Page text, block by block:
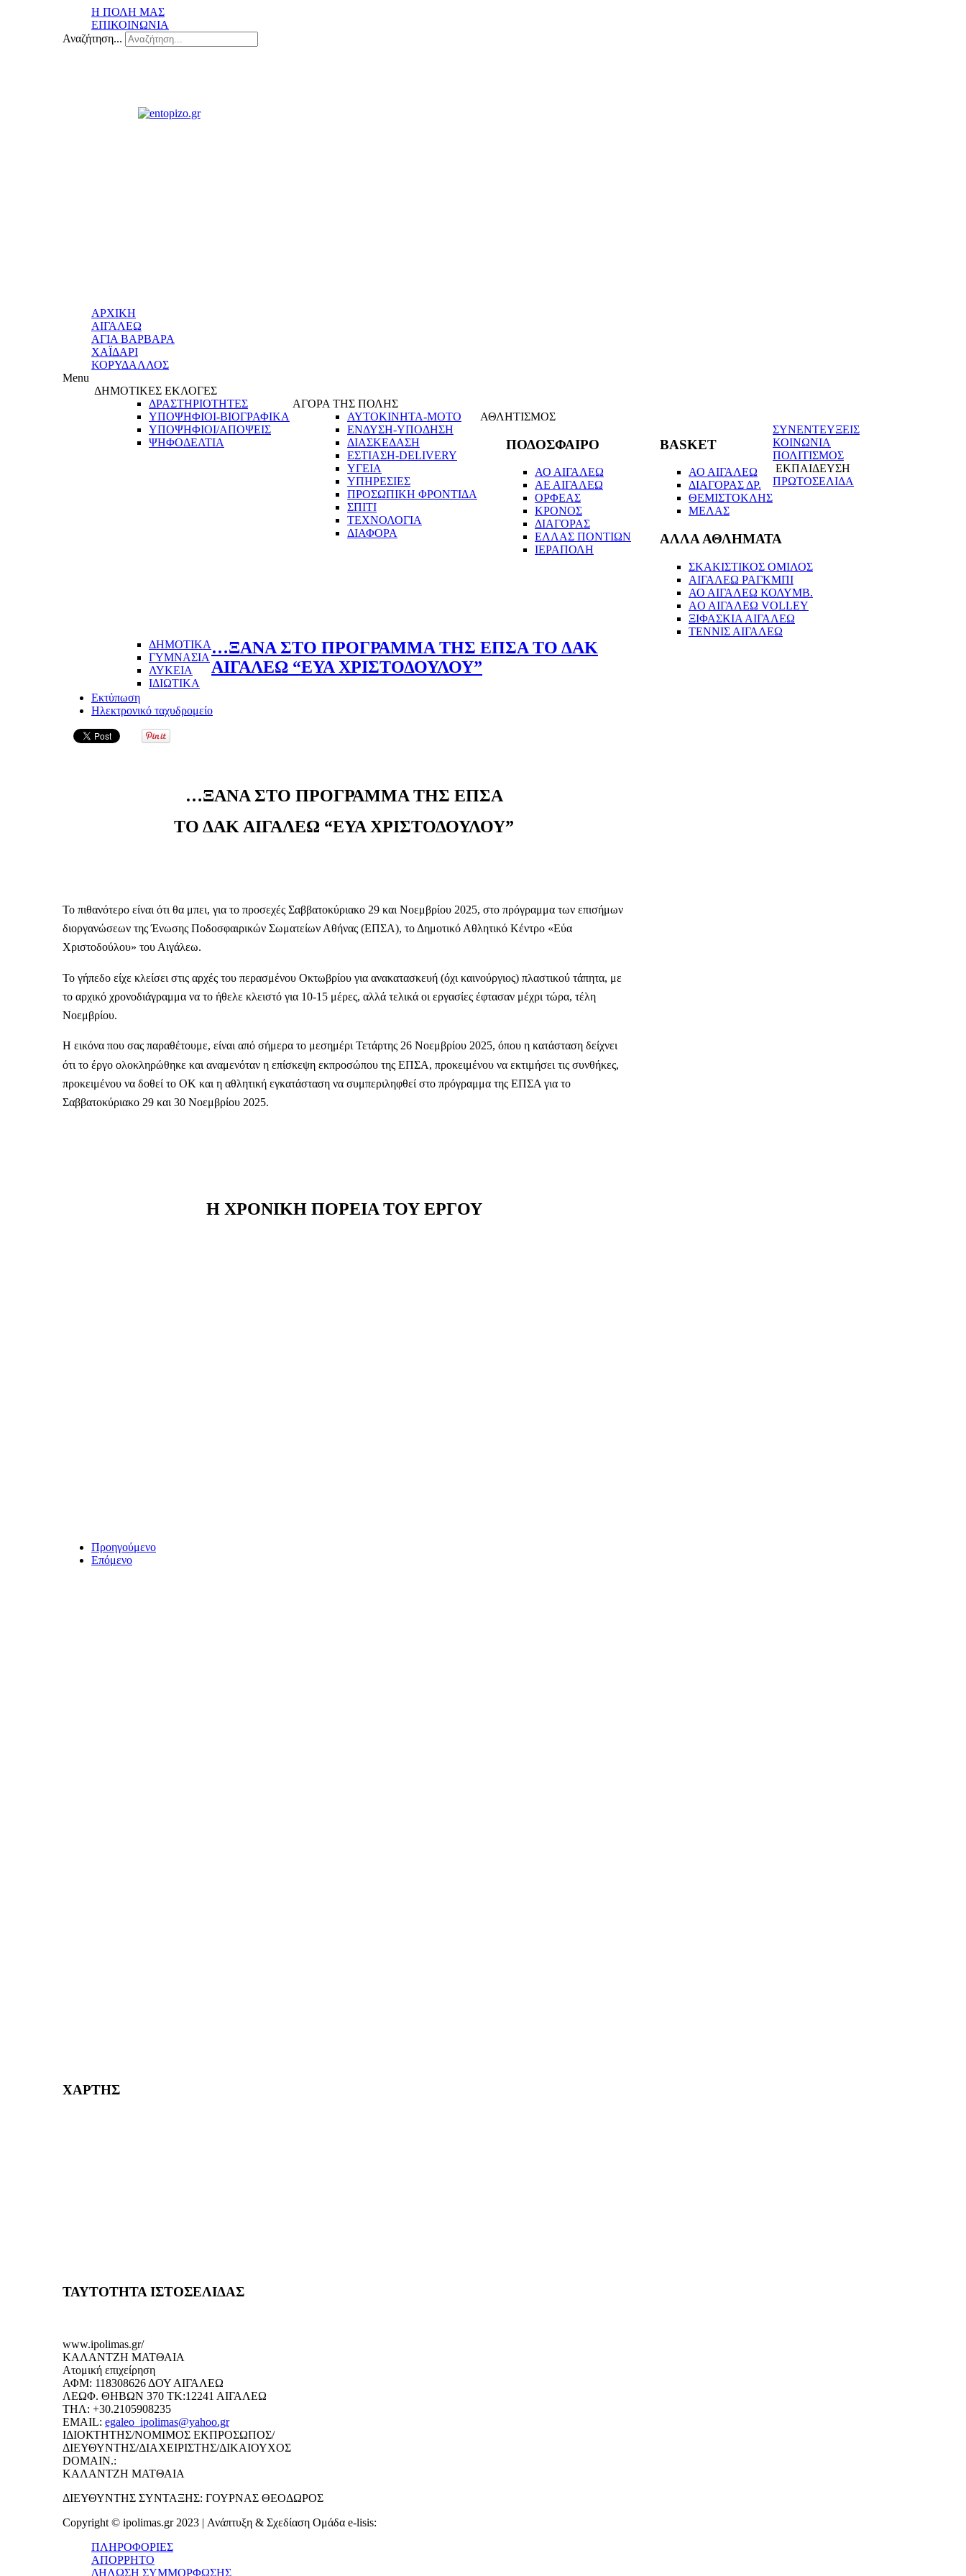
Η ΠΟΛΗ ΜΑΣ
ΕΠΙΚΟΙΝΩΝΙΑ
Αναζήτηση...
ΑΡΧΙΚΗ
ΑΙΓΑΛΕΩ
ΑΓΙΑ ΒΑΡΒΑΡΑ
ΧΑΪΔΑΡΙ
ΚΟΡΥΔΑΛΛΟΣ
Menu
ΔΗΜΟΤΙΚΕΣ ΕΚΛΟΓΕΣ
ΔΡΑΣΤΗΡΙΟΤΗΤΕΣ
ΥΠΟΨΗΦΙΟΙ-ΒΙΟΓΡΑΦΙΚΑ
ΥΠΟΨΗΦΙΟΙ/ΑΠΟΨΕΙΣ
ΨΗΦΟΔΕΛΤΙΑ
ΑΓΟΡΑ ΤΗΣ ΠΟΛΗΣ
ΑΥΤΟΚΙΝΗΤΑ-ΜΟΤΟ
ΕΝΔΥΣΗ-ΥΠΟΔΗΣΗ
ΔΙΑΣΚΕΔΑΣΗ
ΕΣΤΙΑΣΗ-DELIVERY
ΥΓΕΙΑ
ΥΠΗΡΕΣΙΕΣ
ΠΡΟΣΩΠΙΚΗ ΦΡΟΝΤΙΔΑ
ΣΠΙΤΙ
ΤΕΧΝΟΛΟΓΙΑ
ΔΙΑΦΟΡΑ
ΑΘΛΗΤΙΣΜΟΣ
ΠΟΔΟΣΦΑΙΡΟ
ΑΟ ΑΙΓΑΛΕΩ
ΑΕ ΑΙΓΑΛΕΩ
ΟΡΦΕΑΣ
ΚΡΟΝΟΣ
ΔΙΑΓΟΡΑΣ
ΕΛΛΑΣ ΠΟΝΤΙΩΝ
ΙΕΡΑΠΟΛΗ
BASKET
ΑΟ ΑΙΓΑΛΕΩ
ΔΙΑΓΟΡΑΣ ΔΡ.
ΘΕΜΙΣΤΟΚΛΗΣ
ΜΕΛΑΣ
ΑΛΛΑ ΑΘΛΗΜΑΤΑ
ΣΚΑΚΙΣΤΙΚΟΣ ΟΜΙΛΟΣ
ΑΙΓΑΛΕΩ ΡΑΓΚΜΠΙ
ΑΟ ΑΙΓΑΛΕΩ ΚΟΛΥΜΒ.
AO AIΓΑΛΕΩ VOLLEY
ΞΙΦΑΣΚΙΑ ΑΙΓΑΛΕΩ
ΤΕΝΝΙΣ ΑΙΓΑΛΕΩ
ΣΥΝΕΝΤΕΥΞΕΙΣ
ΚΟΙΝΩΝΙΑ
ΠΟΛΙΤΙΣΜΟΣ
ΕΚΠΑΙΔΕΥΣΗ
ΔΗΜΟΤΙΚΑ
ΓΥΜΝΑΣΙΑ
ΛΥΚΕΙΑ
ΙΔΙΩΤΙΚΑ
ΠΡΩΤΟΣΕΛΙΔΑ
…ΞΑΝΑ ΣΤΟ ΠΡΟΓΡΑΜΜΑ ΤΗΣ ΕΠΣΑ ΤΟ ΔΑΚ
ΑΙΓΑΛΕΩ “ΕΥΑ ΧΡΙΣΤΟΔΟΥΛΟΥ”
Εκτύπωση
Ηλεκτρονικό ταχυδρομείο
…ΞΑΝΑ ΣΤΟ ΠΡΟΓΡΑΜΜΑ ΤΗΣ ΕΠΣΑ
ΤΟ ΔΑΚ ΑΙΓΑΛΕΩ “ΕΥΑ ΧΡΙΣΤΟΔΟΥΛΟΥ”
Το πιθανότερο είναι ότι θα μπει, για το προσεχές Σαββατοκύριακο 29 και Νοεμβρίου 2025, στο πρόγραμμα των επισήμων
διοργανώσεων της Ένωσης Ποδοσφαιρικών Σωματείων Αθήνας (ΕΠΣΑ), το Δημοτικό Αθλητικό Κέντρο «Εύα
Χριστοδούλου» του Αιγάλεω.
Το γήπεδο είχε κλείσει στις αρχές του περασμένου Οκτωβρίου για ανακατασκευή (όχι καινούργιος) πλαστικού τάπητα, με
το αρχικό χρονοδιάγραμμα να το ήθελε κλειστό για 10-15 μέρες, αλλά τελικά οι εργασίες έφτασαν μέχρι τώρα, τέλη
Νοεμβρίου.
Η εικόνα που σας παραθέτουμε, είναι από σήμερα το μεσημέρι Τετάρτης 26 Νοεμβρίου 2025, όπου η κατάσταση δείχνει
ότι το έργο ολοκληρώθηκε και αναμενόταν η επίσκεψη εκπροσώπου της ΕΠΣΑ, προκειμένου να εκτιμήσει τις συνθήκες,
προκειμένου να δοθεί το ΟΚ και η αθλητική εγκατάσταση να συμπεριληφθεί στο πρόγραμμα της ΕΠΣΑ για το
Σαββατοκύριακο 29 και 30 Νοεμβρίου 2025.
Η ΧΡΟΝΙΚΗ ΠΟΡΕΙΑ ΤΟΥ ΕΡΓΟΥ
Προηγούμενο
Επόμενο
ΧΑΡΤΗΣ
ΤΑΥΤΟΤΗΤΑ ΙΣΤΟΣΕΛΙΔΑΣ
www.ipolimas.gr/
ΚΑΛΑΝΤΖΗ ΜΑΤΘΑΙΑ
Ατομική επιχείρηση
ΑΦΜ: 118308626 ΔΟΥ ΑΙΓΑΛΕΩ
ΛΕΩΦ. ΘΗΒΩΝ 370 ΤΚ:12241 ΑΙΓΑΛΕΩ
ΤΗΛ: +30.2105908235
EMAIL: egaleo_ipolimas@yahoo.gr
ΙΔΙΟΚΤΗΤΗΣ/ΝΟΜΙΜΟΣ ΕΚΠΡΟΣΩΠΟΣ/
ΔΙΕΥΘΥΝΤΗΣ/ΔΙΑΧΕΙΡΙΣΤΗΣ/ΔΙΚΑΙΟΥΧΟΣ
DOMAIN.:
ΚΑΛΑΝΤΖΗ ΜΑΤΘΑΙΑ
ΔΙΕΥΘΥΝΤΗΣ ΣΥΝΤΑΞΗΣ: ΓΟΥΡΝΑΣ ΘΕΟΔΩΡΟΣ
Copyright © ipolimas.gr 2023 | Ανάπτυξη & Σχεδίαση Ομάδα e-lisis:
ΠΛΗΡΟΦΟΡΙΕΣ
ΑΠΟΡΡΗΤΟ
ΔΗΛΩΣΗ ΣΥΜΜΟΡΦΩΣΗΣ